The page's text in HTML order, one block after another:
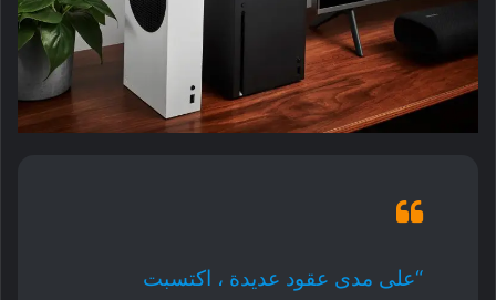
“على مدى عقود عديدة ، اكتسبت